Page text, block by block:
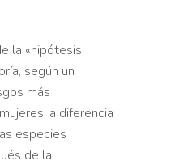
la «hipótesis
según un
más
a diferencia
especies
de la